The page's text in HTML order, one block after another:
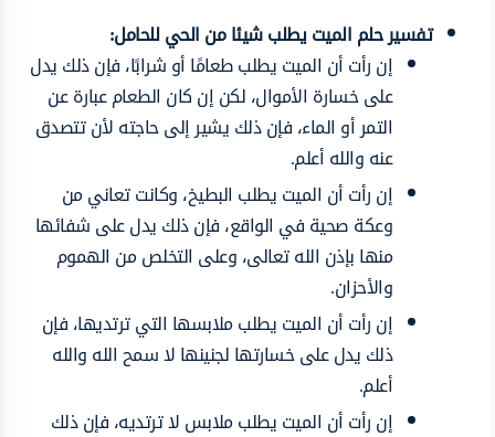
تفسير حلم الميت يطلب شيئا من الحي للحامل:
إن رأت أن الميت يطلب طعامًا أو شرابًا، فإن ذلك يدل
على خسارة الأموال، لكن إن كان الطعام عبارة عن
التمر أو الماء، فإن ذلك يشير إلى حاجته لأن تتصدق
عنه والله أعلم.
إن رأت أن الميت يطلب البطيخ، وكانت تعاني من
وعكة صحية في الواقع، فإن ذلك يدل على شفائها
منها بإذن الله تعالى، وعلى التخلص من الهموم
والأحزان.
إن رأت أن الميت يطلب ملابسها التي ترتديها، فإن
ذلك يدل على خسارتها لجنينها لا سمح الله والله
أعلم.
إن رأت أن الميت يطلب ملابس لا ترتديه، فإن ذلك